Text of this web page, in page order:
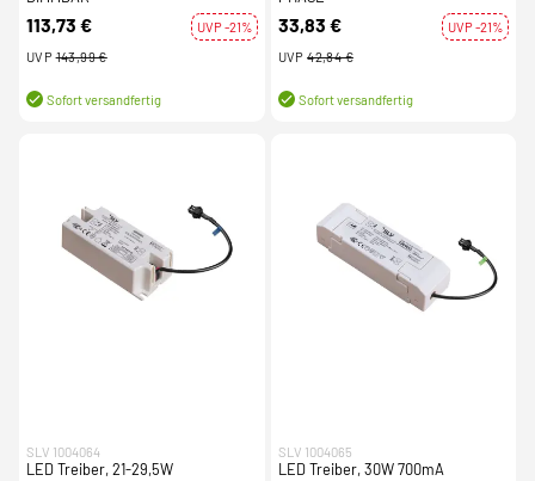
113,73 €
UVP -21%
UVP 143,99 €
Sofort versandfertig
33,83 €
UVP -21%
UVP 42,84 €
Sofort versandfertig
SLV 1004064
LED Treiber, 21-29,5W
SLV 1004065
LED Treiber, 30W 700mA